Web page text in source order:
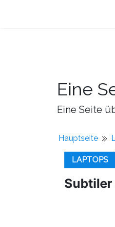
Eine
Eine Seite
Hauptseite
LAPTOPS
Subtiler